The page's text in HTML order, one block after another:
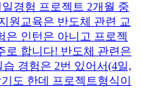
경험 프로젝트 2개월 중
원교육은 반도체 관련 교
은 인턴은 아니고 프로젝
로 합니다! 반도체 관련은
경험은 2번 있어서(4일,
도 한데 프로젝트형식이